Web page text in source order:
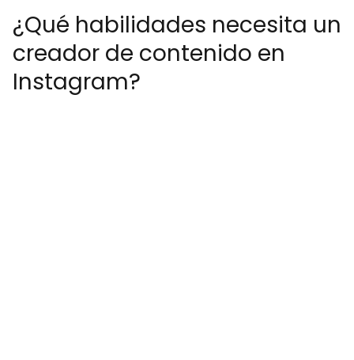
¿Qué habilidades necesita un
creador de contenido en
Instagram?